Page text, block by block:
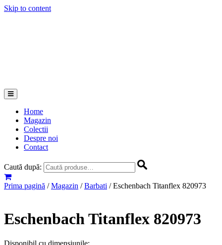
Skip to content
Home
Magazin
Colectii
Despre noi
Contact
Caută după:
Prima pagină /Magazin /Barbati / Eschenbach Titanflex 820973
Eschenbach Titanflex 820973
Disponibil cu dimensiunile: